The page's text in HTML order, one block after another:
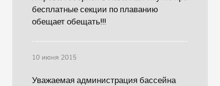
бесплатные секции по плаванию
обещает обещать!!!
10 июня 2015
Уважаемая администрация бассейна